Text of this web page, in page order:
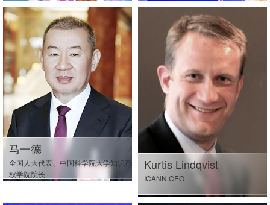
马一德
全国人大代表、中国科学院大学知识产
权学院院长
Kurtis Lindqvist
ICANN CEO